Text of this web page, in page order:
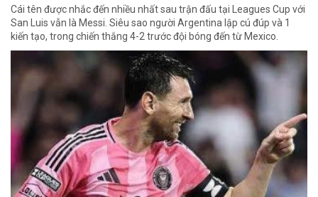
Cái tên được nhắc đến nhiều nhất sau trận đấu tại Leagues Cup với
San Luis vẫn là Messi. Siêu sao người Argentina lập cú đúp và 1
kiến tạo, trong chiến thắng 4-2 trước đội bóng đến từ Mexico.